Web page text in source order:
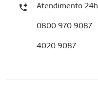
Atendimento 24h
0800 970 9087
4020 9087